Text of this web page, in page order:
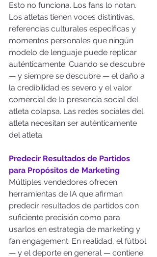
Esto no funciona. Los fans lo notan.
Los atletas tienen voces distintivas,
referencias culturales específicas y
momentos personales que ningún
modelo de lenguaje puede replicar
auténticamente. Cuando se descubre
— y siempre se descubre — el daño a
la credibilidad es severo y el valor
comercial de la presencia social del
atleta colapsa. Las redes sociales del
atleta necesitan ser auténticamente
del atleta.
Predecir Resultados de Partidos
para Propósitos de Marketing
Múltiples vendedores ofrecen
herramientas de IA que afirman
predecir resultados de partidos con
suficiente precisión como para
usarlos en estrategia de marketing y
fan engagement. En realidad, el fútbol
— y el deporte en general — contiene